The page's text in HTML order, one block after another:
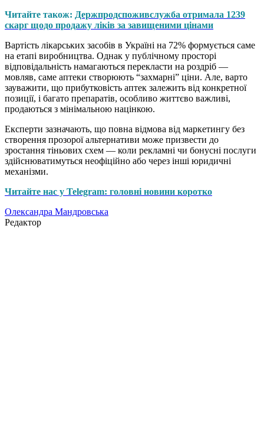
Читайте також: Держпродспоживслужба отримала 1239
скарг щодо продажу ліків за завищеними цінами
Вартість лікарських засобів в Україні на 72% формується саме
на етапі виробництва. Однак у публічному просторі
відповідальність намагаються перекласти на роздріб —
мовляв, саме аптеки створюють “захмарні” ціни. Але, варто
зауважити, що прибутковість аптек залежить від конкретної
позиції, і багато препаратів, особливо життєво важливі,
продаються з мінімальною націнкою.
Експерти зазначають, що повна відмова від маркетингу без
створення прозорої альтернативи може призвести до
зростання тіньових схем — коли рекламні чи бонусні послуги
здійснюватимуться неофіційно або через інші юридичні
механізми.
Читайте нас у Telegram: головні новини коротко
Олександра Мандровська
Редактор